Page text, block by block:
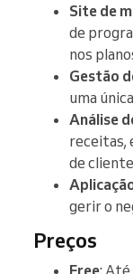
Site de
de
nos
Gestão
uma
Análise
receitas,
de
gerir o
Preços